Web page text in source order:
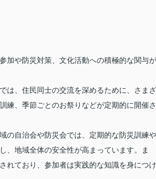
加や防災対策、文化活動への積極的な関与が
は、住民同士の交流を深めるために、さまざ
練、季節ごとのお祭りなどが定期的に開催さ
の自治会や防災会では、定期的な防災訓練や
、地域全体の安全性が高まっています。ま
れており、参加者は実践的な知識を身につけ